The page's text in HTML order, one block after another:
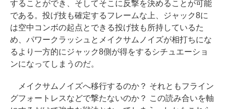
することができ、そしてそこに反撃を決めることが可能
である。投げ技も確定するフレームな上、ジャック8に
は空中コンボの起点とできる投げ技も所持しているた
め、パワークラッシュとメイクサムノイズが相打ちにな
るより一方的にジャック8側が得をするシチュエーショ
ンになってしまうのだ。
メイクサムノイズへ移行するのか？ それともフライン
グフォートレスなどで撃たないのか？ この読み合いを軸